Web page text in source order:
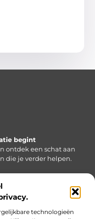
technologieën
begint
ontdek een schat aan
die je verder helpen.